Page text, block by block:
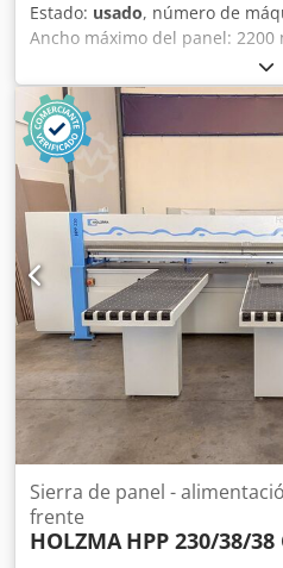
Estado: usado, número de
Ancho máximo del panel:
panel: 4500 mm Hoja de
152 mm Número de pinzas:
Sistema de carga para los
Sierra de panel -
frente
HOLZMA HPP 230/38/38